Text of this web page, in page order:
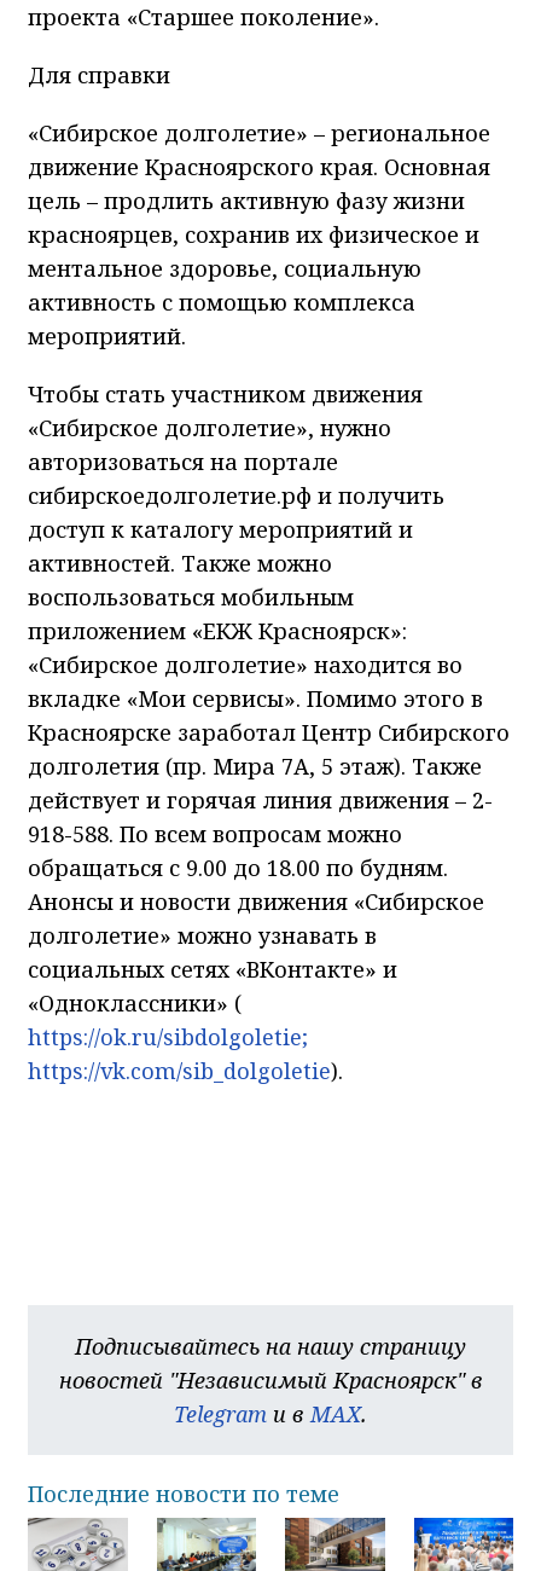
проекта «Старшее поколение».
Для справки
«Сибирское долголетие» – региональное
движение Красноярского края. Основная
цель – продлить активную фазу жизни
красноярцев, сохранив их физическое и
ментальное здоровье, социальную
активность с помощью комплекса
мероприятий.
Чтобы стать участником движения
«Сибирское долголетие», нужно
авторизоваться на портале
сибирскоедолголетие.рф и получить
доступ к каталогу мероприятий и
активностей. Также можно
воспользоваться мобильным
приложением «ЕКЖ Красноярск»:
«Сибирское долголетие» находится во
вкладке «Мои сервисы». Помимо этого в
Красноярске заработал Центр Сибирского
долголетия (пр. Мира 7А, 5 этаж). Также
действует и горячая линия движения – 2-
918-588. По всем вопросам можно
обращаться с 9.00 до 18.00 по будням.
Анонсы и новости движения «Сибирское
долголетие» можно узнавать в
социальных сетях «ВКонтакте» и
«Одноклассники» (
https://ok.ru/sibdolgoletie;
https://vk.com/sib_dolgoletie).
Подписывайтесь на нашу страницу
новостей "Независимый Красноярск" в
Telegram и в MAX.
Последние новости по теме